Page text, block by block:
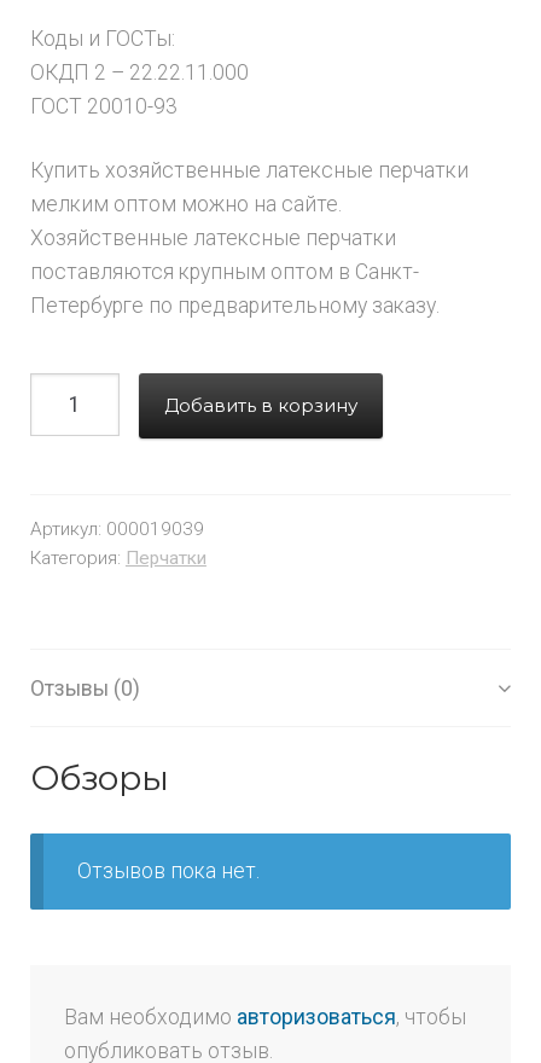
Коды и ГОСТы:
ОКДП 2 – 22.22.11.000
ГОСТ 20010-93
Купить хозяйственные латексные перчатки
мелким оптом можно на сайте.
Хозяйственные латексные перчатки
поставляются крупным оптом в Санкт-
Петербурге по предварительному заказу.
Добавить в корзину
Артикул: 000019039
Категория: Перчатки
Отзывы (0)
Обзоры
Отзывов пока нет.
Вам необходимо авторизоваться, чтобы
опубликовать отзыв.